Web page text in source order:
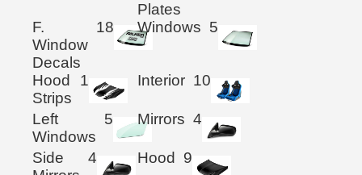
Plates
F.
Window
Decals
18 Windows 5
Hood
Strips
1 Interior 10
Left
Windows
5 Mirrors 4
Side
4 Hood 9